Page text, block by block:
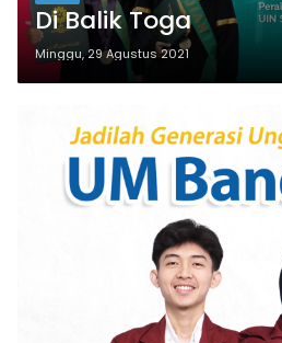
Di Balik Toga
Minggu, 29 Agustus 2021